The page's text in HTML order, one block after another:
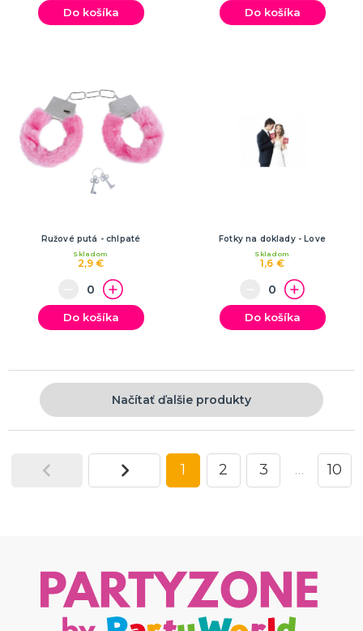
Do košíka Do košíka
Ružové putá - chlpaté
2,9 €
Skladom
Do košíka
Fotky na doklady - Love
1,6 €
Skladom
Do košíka
Načítať ďalšie produkty
1 2 3 … 10